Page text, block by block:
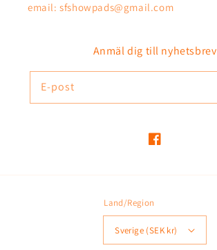
email: sfshowpads@gmail.com
Anmäl dig till nyhetsbrev
E-post
Facebook
Land/Region
Sverige (SEK kr)